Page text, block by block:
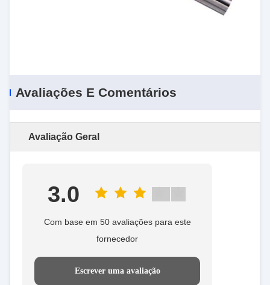
Avaliações E Comentários
Avaliação Geral
3.0
Com base em 50 avaliações para este
fornecedor
Escrever uma avaliação